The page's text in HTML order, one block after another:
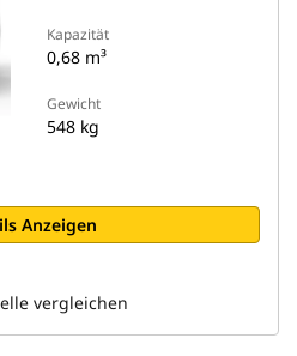
Kapazität
0,68 m³
Gewicht
548 kg
Anzeigen
vergleichen